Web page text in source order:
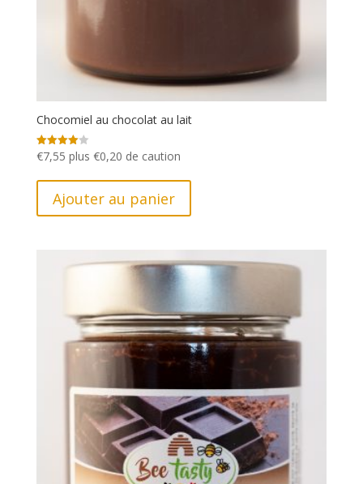
Chocomiel au chocolat au lait
Note
4.00
€7,55 plus €0,20 de caution
Ajouter au panier